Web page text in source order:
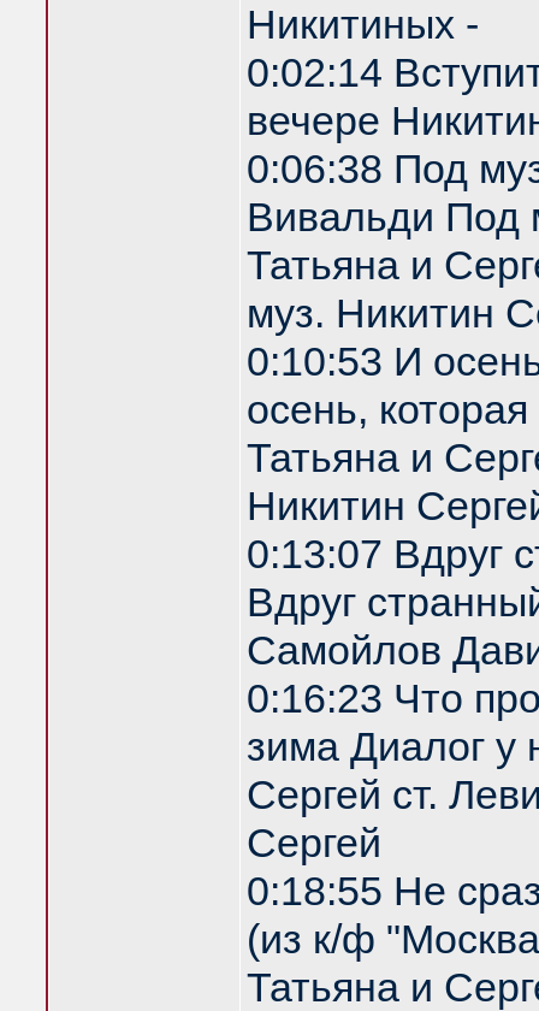
Никитиных -
0:02:14
вечере
0:06:38 Под
Вивальди Под
Татьяна и
муз. Никитин
0:10:53 И
осень,
Татьяна и
Никитин
0:13:07 Вдруг
Вдруг
Самойлов
0:16:23 Что
зима Диалог у
Сергей ст.
Сергей
0:18:55 Не
(из к/ф
Татьяна и